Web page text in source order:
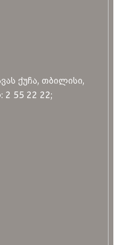
ქუჩა, თბილისი,
55 22 22;